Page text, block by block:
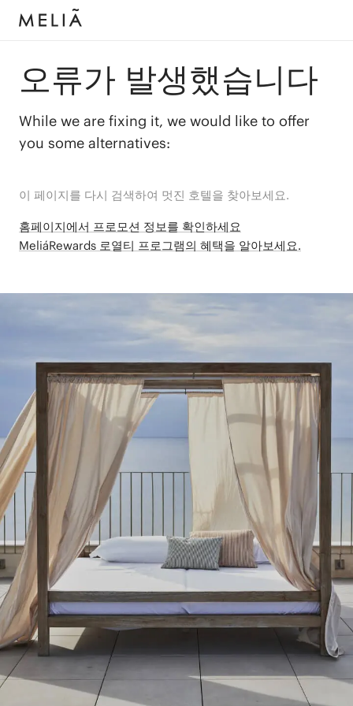
오류가 발생했습니다
While we are fixing it, we would like to offer
you some alternatives:
이 페이지를 다시 검색하여 멋진 호텔을 찾아보세요.
홈페이지에서 프로모션 정보를 확인하세요
MeliáRewards 로열티 프로그램의 혜택을 알아보세요.